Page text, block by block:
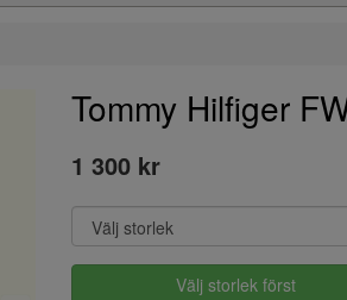
Tommy Hilfiger
1 300 kr
Välj storlek först